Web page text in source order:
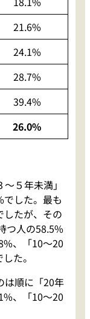
21.6%
24.1%
28.7%
39.4%
26.0%
５年未満」
した。最も
たが、その
つ人の58.5%
、「10～20
た。
は順に「20年
、「10～20